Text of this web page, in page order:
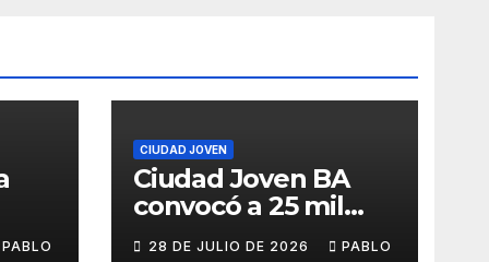
PABLO
CIUDAD JOVEN
Ciudad Joven BA
convocó a 25 mil
28 DE JULIO DE 2026 PABLO